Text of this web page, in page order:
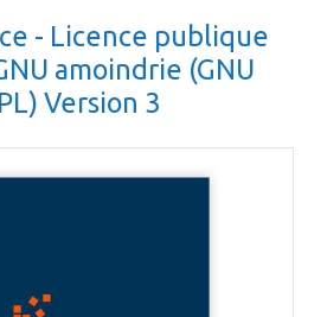
- Licence publique
amoindrie (GNU
Version 3